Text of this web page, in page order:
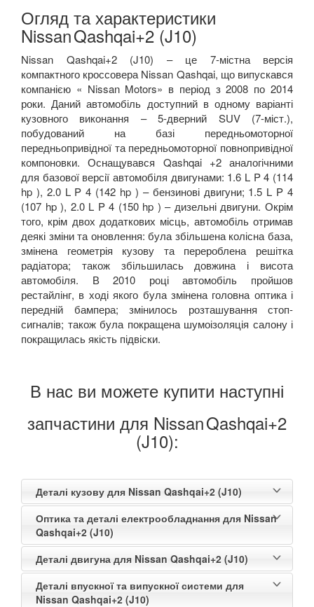
Огляд та характеристики
NissanQashqai+2 (J10)
Nissan Qashqai+2 (J10) – це 7-містна версія
компактного кроссовера Nissan Qashqai, що випускався
компанією « Nissan Motors» в період з 2008 по 2014
роки. Даний автомобіль доступний в одному варіанті
кузовного виконання – 5-дверний SUV (7-міст.),
побудований на базі передньомоторної
передньопривідної та передньомоторної повнопривідної
компоновки. Оснащувався Qashqai +2 аналогічними
для базової версії автомобіля двигунами: 1.6 L P 4 (114
hp ), 2.0 L P 4 (142 hp ) – бензинові двигуни; 1.5 L P 4
(107 hp ), 2.0 L P 4 (150 hp ) – дизельні двигуни. Окрім
того, крім двох додаткових місць, автомобіль отримав
деякі зміни та оновлення: була збільшена колісна база,
змінена геометрія кузову та перероблена решітка
радіатора; також збільшилась довжина і висота
автомобіля. В 2010 році автомобіль пройшов
рестайлінг, в ході якого була змінена головна оптика і
передній бампера; змінилось розташування стоп-
сигналів; також була покращена шумоізоляція салону і
покращилась якість підвіски.
В нас ви можете купити наступні
запчастини для NissanQashqai+2
(J10):
Деталі кузову для Nissan Qashqai+2 (J10)
Оптика та деталі електрообладнання для Nissan
Qashqai+2 (J10)
Деталі двигуна для Nissan Qashqai+2 (J10)
Деталі впускної та випускної системи для
Nissan Qashqai+2 (J10)